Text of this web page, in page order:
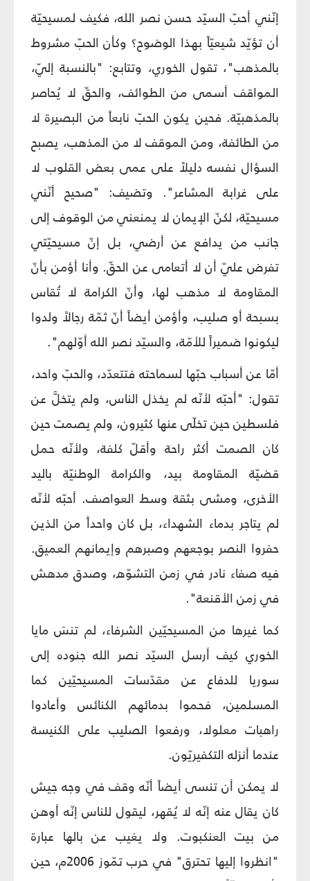
إنّني أحبّ السيّد حسن نصر الله، فكيف لمسيحيّة
أن تؤيّد شيعيّاً بهذا الوضوح؟ وكأن الحبّ مشروط
بالمذهب"، تقول الخوري، وتتابع: "بالنسبة إليّ،
المواقف أسمى من الطوائف، والحقّ لا يُحاصر
بالمذهبيّة. فحين يكون الحبّ نابعاً من البصيرة لا
من الطائفة، ومن الموقف لا من المذهب، يصبح
السؤال نفسه دليلاً على عمى بعض القلوب لا
على غرابة المشاعر". وتضيف: "صحيح أنّني
مسيحيّة، لكنّ الإيمان لا يمنعني من الوقوف إلى
جانب من يدافع عن أرضي، بل إنّ مسيحيّتي
تفرض عليّ أن لا أتعامى عن الحقّ. وأنا أؤمن بأنّ
المقاومة لا مذهب لها، وأنّ الكرامة لا تُقاس
بسبحة أو صليب، وأؤمن أيضاً أنّ ثمّة رجالاً ولدوا
ليكونوا ضميراً للأمّة، والسيّد نصر الله أوّلهم".
أمّا عن أسباب حبّها لسماحته فتتعدّد، والحبّ واحد،
تقول: "أحبّه لأنّه لم يخذل الناس، ولم يتخلَّ عن
فلسطين حين تخلّى عنها كثيرون، ولم يصمت حين
كان الصمت أكثر راحة وأقلّ كلفة، ولأنّه حمل
قضيّة المقاومة بيد، والكرامة الوطنيّة باليد
الأخرى، ومشى بثقة وسط العواصف. أحبّه لأنّه
لم يتاجر بدماء الشهداء، بل كان واحداً من الذين
حفروا النصر بوجعهم وصبرهم وإيمانهم العميق.
فيه صفاء نادر في زمن التشوّه، وصدق مدهش
في زمن الأقنعة".
كما غيرها من المسيحيّين الشرفاء، لم تنسَ مايا
الخوري كيف أرسل السيّد نصر الله جنوده إلى
سوريا للدفاع عن مقدّسات المسيحيّين كما
المسلمين، فحموا بدمائهم الكنائس وأعادوا
راهبات معلولا، ورفعوا الصليب على الكنيسة
عندما أنزله التكفيريّون.
لا يمكن أن تنسى أيضاً أنّه وقف في وجه جيش
كان يقال عنه إنّه لا يُقهر، ليقول للناس إنّه أوهن
من بيت العنكبوت. ولا يغيب عن بالها عبارة
"انظروا إليها تحترق" في حرب تمّوز 2006م، حين